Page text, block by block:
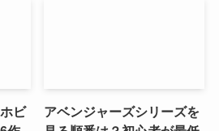
ビ
アベンジャーズシリーズを